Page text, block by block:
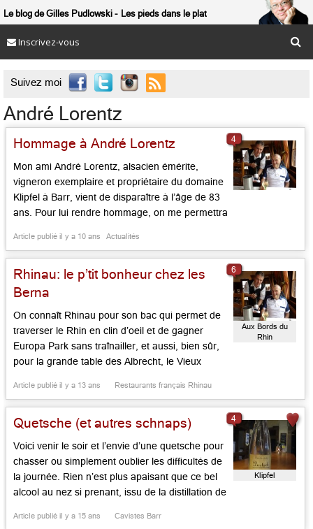
Le blog de Gilles Pudlowski Les pieds dans le plat
Inscrivez-vous
Suivez moi 
André Lorentz
Hommage à André Lorentz
Mon ami André Lorentz, alsacien émérite,
vigneron exemplaire et propriétaire du domaine
Klipfel à Barr, vient de disparaître à l’âge de 83
ans. Pour lui rendre hommage, on me permettra
« Dictionnaire Amoureux d’Alsace » (Plon,
2010). Repose en paix, cher André, toi qui fut
un si ardent […]...
Article publié il y a 10 ans Actualités
4
Rhinau: le p’tit bonheur chez les
Berna
On connaît Rhinau pour son bac qui permet de
traverser le Rhin en clin d’oeil et de gagner
Europa Park sans traînailler, et aussi, bien sûr,
pour la grande table des Albrecht, le Vieux
modeste, populaire et bonhomme vaut
également la halte: celle des Berna, à l’enseigne
des Bords […]...
Article publié il y a 13 ans Restaurants français Rhinau
Aux Bords du
Rhin
6
Quetsche (et autres schnaps)
Voici venir le soir et l’envie d’une quetsche pour
chasser ou simplement oublier les difficultés de
la journée. Rien n’est plus apaisant que ce bel
alcool au nez si prenant, issu de la distillation de
indifféremment, « quetsch » ou quetsche »,
Article publié il y a 15 ans Cavistes Barr
Klipfel
4